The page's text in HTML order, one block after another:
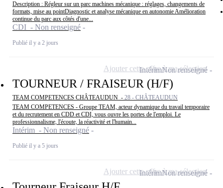
Description : Régleur sur un parc machines mécanique : réglages, changements de
formats, mise au pointDiagnostic et analyse mécanique en autonomie Amélioration
continue du parc aux côtés d'une...
CDI - Non renseigné
Publié il y a 2 jours
TOURNEUR / FRAISEUR (H/F)
TEAM COMPETENCES CHÂTEAUDUN - 28 - CHÂTEAUDUN
TEAM COMPETENCES - Groupe TEAM, acteur dynamique du travail temporaire
et du recrutement en CDD et CDI, vous ouvre les portes de l'emploi. Le
professionnalisme, l'écoute, la réactivité et l'humain...
Intérim - Non renseigné
Publié il y a 5 jours
IntérimNon renseigné
Ajouter cette offre à ma sélection
IntérimNon renseigné
Ajouter cette offre à ma sélection